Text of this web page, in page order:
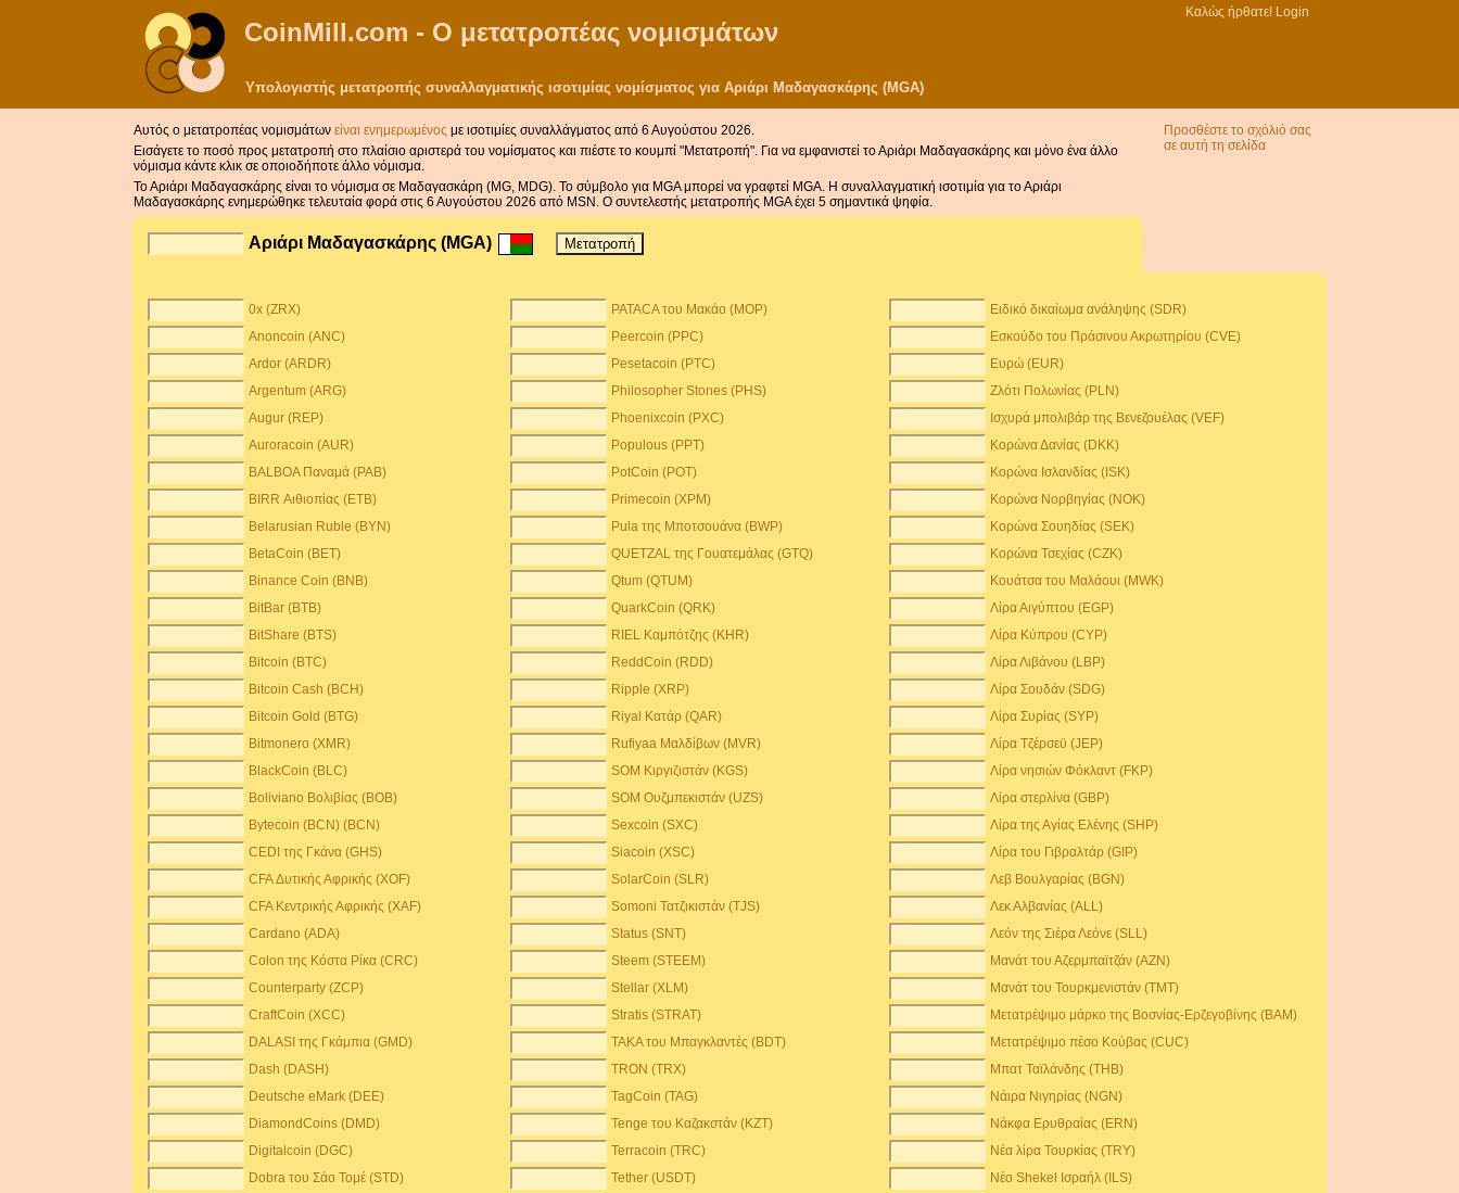
CoinMill.com - Ο μετατροπέας νομισμάτων
Καλώς ήρθατε! Login
Υπολογιστής μετατροπής συναλλαγματικής ισοτιμίας νομίσματος για Αριάρι Μαδαγασκάρης (MGA)
Αυτός ο μετατροπέας νομισμάτων είναι ενημερωμένος με ισοτιμίες συναλλάγματος από 6 Αυγούστου 2026.
Εισάγετε το ποσό προς μετατροπή στο πλαίσιο αριστερά του νομίσματος και πιέστε το κουμπί "Μετατροπή". Για να εμφανιστεί το Αριάρι Μαδαγασκάρης και μόνο ένα άλλο
νόμισμα κάντε κλικ σε οποιοδήποτε άλλο νόμισμα.
Το Αριάρι Μαδαγασκάρης είναι το νόμισμα σε Μαδαγασκάρη (MG, MDG). Το σύμβολο για MGA μπορεί να γραφτεί MGA. Η συναλλαγματική ισοτιμία για το Αριάρι
Μαδαγασκάρης ενημερώθηκε τελευταία φορά στις 6 Αυγούστου 2026 από MSN. Ο συντελεστής μετατροπής MGA έχει 5 σημαντικά ψηφία.
Προσθέστε το σχόλιό σας
σε αυτή τη σελίδα
Αριάρι Μαδαγασκάρης (MGA)
0x (ZRX) PATACA του Μακάο (MOP)
Ειδικό δικαίωμα ανάληψης (SDR)
Anoncoin (ANC)
Peercoin (PPC)
Εσκούδο του Πράσινου Ακρωτηρίου (CVE)
Ardor (ARDR)
Pesetacoin (PTC)
Ευρώ (EUR)
Argentum (ARG)
Philosopher Stones (PHS)
Ζλότι Πολωνίας (PLN)
Augur (REP)
Phoenixcoin (PXC)
Ισχυρά μπολιβάρ της Βενεζουέλας (VEF)
Auroracoin (AUR)
Populous (PPT)
Κορώνα Δανίας (DKK)
BALBOA Παναμά (PAB)
PotCoin (POT)
Κορώνα Ισλανδίας (ISK)
BIRR Αιθιοπίας (ETB)
Primecoin (XPM)
Κορώνα Νορβηγίας (NOK)
Belarusian Ruble (BYN)
Pula της Μποτσουάνα (BWP)
Κορώνα Σουηδίας (SEK)
BetaCoin (BET)
QUETZAL της Γουατεμάλας (GTQ)
Κορώνα Τσεχίας (CZK)
Binance Coin (BNB)
Qtum (QTUM)
Κουάτσα του Μαλάουι (MWK)
BitBar (BTB)
QuarkCoin (QRK)
Λίρα Αιγύπτου (EGP)
BitShare (BTS)
RIEL Καμπότζης (KHR)
Λίρα Κύπρου (CYP)
Bitcoin (BTC)
ReddCoin (RDD)
Λίρα Λιβάνου (LBP)
Bitcoin Cash (BCH)
Ripple (XRP)
Λίρα Σουδάν (SDG)
Bitcoin Gold (BTG)
Riyal Κατάρ (QAR)
Λίρα Συρίας (SYP)
Bitmonero (XMR)
Rufiyaa Μαλδίβων (MVR)
Λίρα Τζέρσεϋ (JEP)
BlackCoin (BLC)
SOM Κιργιζιστάν (KGS)
Λίρα νησιών Φόκλαντ (FKP)
Boliviano Βολιβίας (BOB)
SOM Ουζμπεκιστάν (UZS)
Λίρα στερλίνα (GBP)
Bytecoin (BCN) (BCN)
Sexcoin (SXC)
Λίρα της Αγίας Ελένης (SHP)
CEDI της Γκάνα (GHS)
Siacoin (XSC)
Λίρα του Γιβραλτάρ (GIP)
CFA Δυτικής Αφρικής (XOF)
SolarCoin (SLR)
Λεβ Βουλγαρίας (BGN)
CFA Κεντρικής Αφρικής (XAF)
Somoni Τατζικιστάν (TJS)
Λεκ Αλβανίας (ALL)
Cardano (ADA)
Status (SNT)
Λεόν της Σιέρα Λεόνε (SLL)
Colon της Κόστα Ρίκα (CRC)
Steem (STEEM)
Μανάτ του Αζερμπαϊτζάν (AZN)
Counterparty (ZCP)
Stellar (XLM)
Μανάτ του Τουρκμενιστάν (TMT)
CraftCoin (XCC)
Stratis (STRAT)
Μετατρέψιμο μάρκο της Βοσνίας-Ερζεγοβίνης (BAM)
DALASI της Γκάμπια (GMD)
TAKA του Μπαγκλαντές (BDT)
Μετατρέψιμο πέσο Κούβας (CUC)
Dash (DASH)
TRON (TRX)
Μπατ Ταϊλάνδης (THB)
Deutsche eMark (DEE)
TagCoin (TAG)
Νάιρα Νιγηρίας (NGN)
DiamondCoins (DMD)
Tenge του Καζακστάν (KZT)
Νάκφα Ερυθραίας (ERN)
Digitalcoin (DGC)
Terracoin (TRC)
Νέα λίρα Τουρκίας (TRY)
Dobra του Σάο Τομέ (STD)
Tether (USDT)
Νέο Shekel Ισραήλ (ILS)